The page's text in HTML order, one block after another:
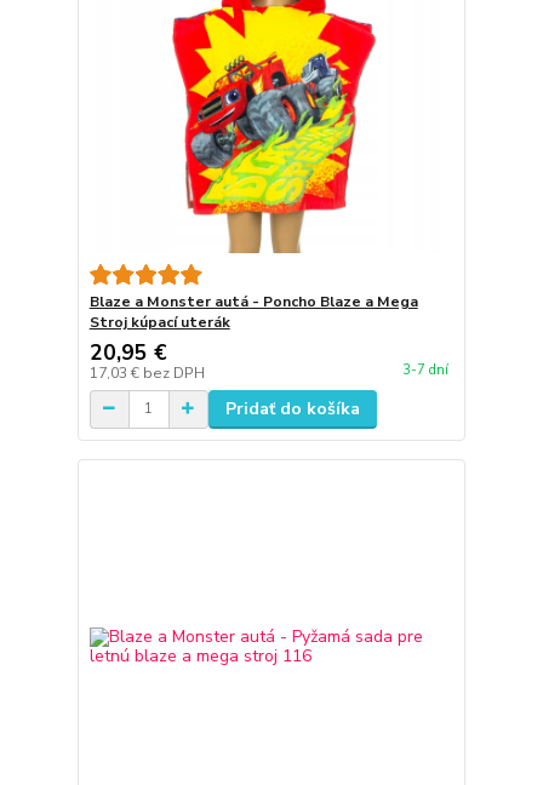
Blaze a Monster autá - Poncho Blaze a Mega
Stroj kúpací uterák
20,95 €
17,03 € bez DPH 3-7 dní
Pridať do košíka